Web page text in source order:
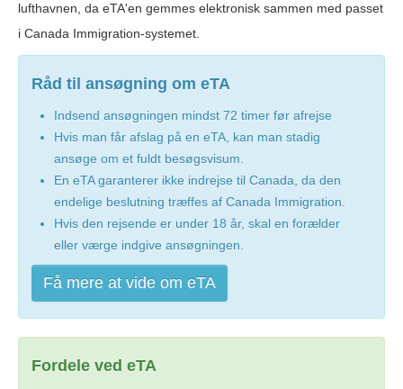
lufthavnen, da eTA'en gemmes elektronisk sammen med passet
i Canada Immigration-systemet.
Råd til ansøgning om eTA
Indsend ansøgningen mindst 72 timer før afrejse
Hvis man får afslag på en eTA, kan man stadig
ansøge om et fuldt besøgsvisum.
En eTA garanterer ikke indrejse til Canada, da den
endelige beslutning træffes af Canada Immigration.
Hvis den rejsende er under 18 år, skal en forælder
eller værge indgive ansøgningen.
Få mere at vide om eTA
Fordele ved eTA